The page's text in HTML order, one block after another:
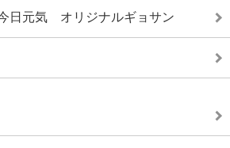
日元気 オリジナルギョサン